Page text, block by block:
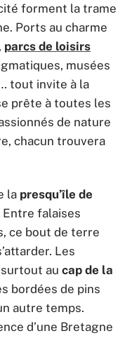
forment la trame
Ports au charme
parcs de loisirs
musées
tout invite à la
prête à toutes les
de nature
chacun trouvera
la presqu’île de
Entre falaises
ce bout de terre
Les
au cap de la
bordées de pins
autre temps.
d’une Bretagne